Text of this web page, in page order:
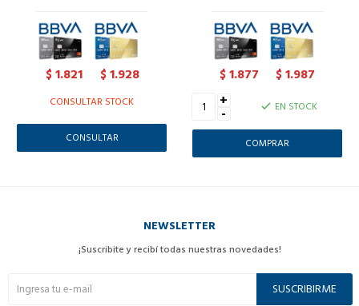
$1.821 $1.928
CONSULTAR STOCK
CONSULTAR
$1.877 $1.987
+
- EN STOCK
NEWSLETTER
¡Suscribite y recibí todas nuestras novedades!
SUSCRIBIRME